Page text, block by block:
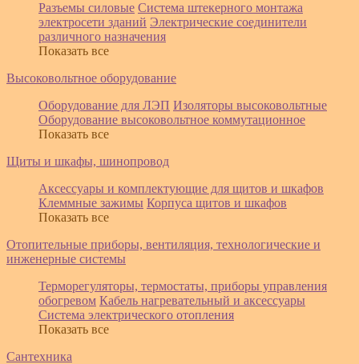
Разъемы силовые Система штекерного монтажа
электросети зданий Электрические соединители
различного назначения
Показать все
Высоковольтное оборудование
Оборудование для ЛЭП Изоляторы высоковольтные
Оборудование высоковольтное коммутационное
Показать все
Щиты и шкафы, шинопровод
Аксессуары и комплектующие для щитов и шкафов
Клеммные зажимы Корпуса щитов и шкафов
Показать все
Отопительные приборы, вентиляция, технологические и
инженерные системы
Терморегуляторы, термостаты, приборы управления
обогревом Кабель нагревательный и аксессуары
Система электрического отопления
Показать все
Сантехника